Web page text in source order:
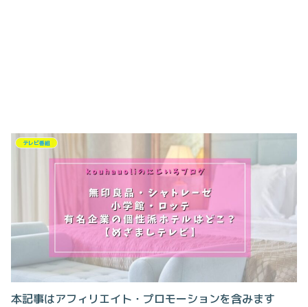
テレビ番組
本記事はアフィリエイト・プロモーションを含みます